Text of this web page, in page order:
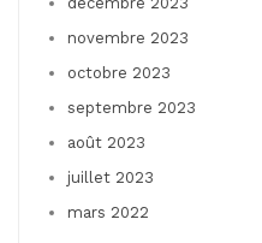
novembre 2023
octobre 2023
septembre 2023
août 2023
juillet 2023
mars 2022